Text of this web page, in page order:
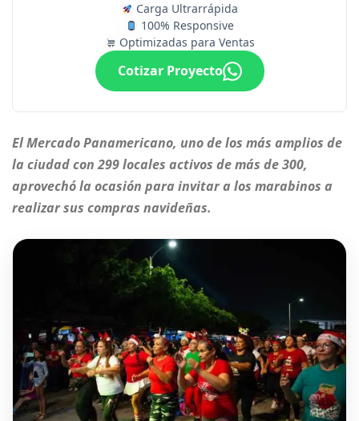
Carga Ultrarrápida
100% Responsive
Optimizadas para Ventas
Cotizar Proyecto
El Mercado Panamericano, uno de los más amplios de
la ciudad con 299 locales activos de más de 300,
aprovechó la ocasión para invitar a los marabinos a
realizar sus compras navideñas.